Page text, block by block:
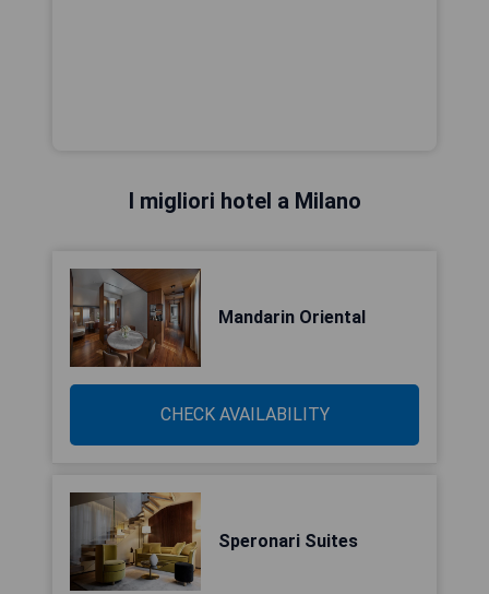
I migliori hotel a Milano
Mandarin Oriental
CHECK AVAILABILITY
Speronari Suites